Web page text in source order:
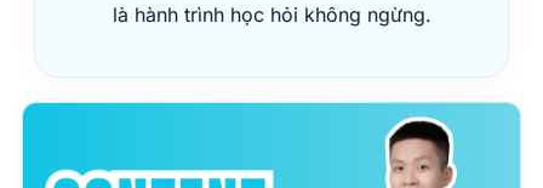
là hành trình học hỏi không ngừng.